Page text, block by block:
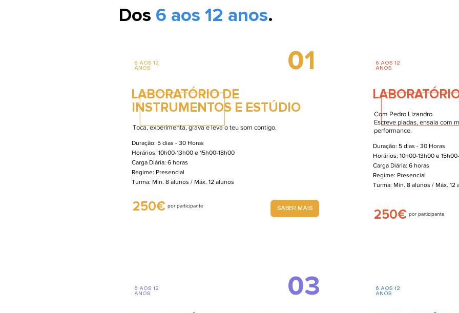
Dos 6 aos 12 anos.
6 AOS 12
ANOS
01
LABORATÓRIO DE
INSTRUMENTOS E ESTÚDIO
Toca, experimenta, grava e leva o teu som contigo.
Duração: 5 dias - 30 Horas
Horários: 10h00-13h00 e 15h00-18h00
Carga Diária: 6 horas
Regime: Presencial
Turma: Min. 8 alunos / Máx. 12 alunos
250€ por participante SABER MAIS
6 AOS 12
ANOS
Com Pedro Lizandro.
Escreve piadas, ensaia com
performance.
Duração: 5 dias - 30 Horas
Horários: 10h00-13h00 e
Carga Diária: 6 horas
Regime: Presencial
Turma: Min. 8 alunos / Máx. 12
250€ por participante
6 AOS 12
ANOS
03
6 AOS 12
ANOS